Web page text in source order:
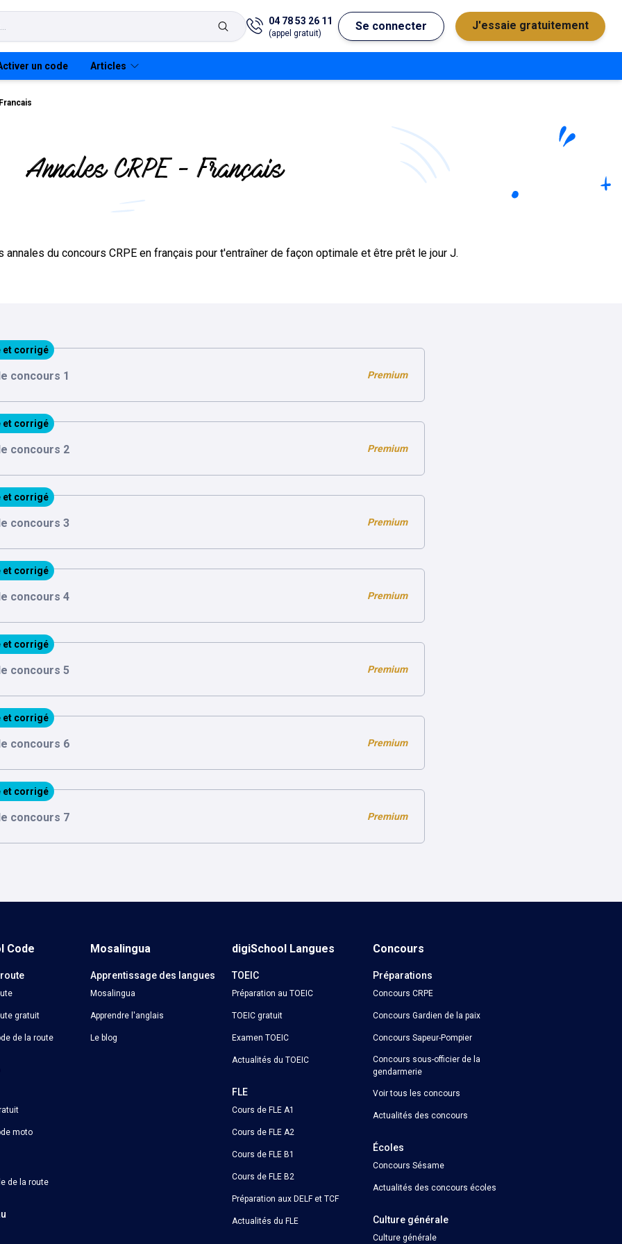
04 78 53 26 11
(appel gratuit)
Se connecter J'essaie gratuitement
adjoint
un code Articles
Francais
Annales CRPE - Français
du concours CRPE en français pour t'entraîner de façon optimale et être prêt le jour J.
et corrigé
concours 1 Premium
et corrigé
concours 2 Premium
et corrigé
concours 3 Premium
et corrigé
concours 4 Premium
et corrigé
concours 5 Premium
et corrigé
concours 6 Premium
et corrigé
concours 7 Premium
Code
gratuit
de la route
moto
de la route
Mosalingua
Apprentissage des langues
Mosalingua
Apprendre l'anglais
Le blog
digiSchool Langues
TOEIC
Préparation au TOEIC
TOEIC gratuit
Examen TOEIC
Actualités du TOEIC
FLE
Cours de FLE A1
Cours de FLE A2
Cours de FLE B1
Cours de FLE B2
Préparation aux DELF et TCF
Actualités du FLE
Concours
Préparations
Concours CRPE
Concours Gardien de la paix
Concours Sapeur-Pompier
Concours sous-officier de la
gendarmerie
Voir tous les concours
Actualités des concours
Écoles
Concours Sésame
Actualités des concours écoles
Culture générale
Culture générale